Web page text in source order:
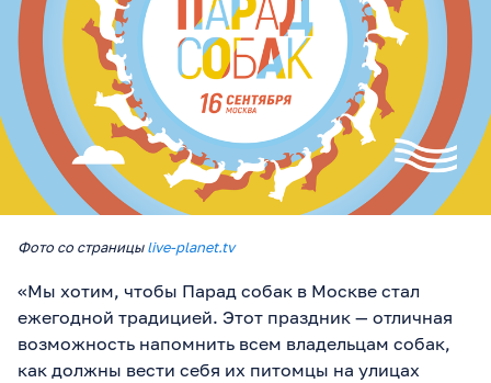
Фото со страницыlive-planet.tv
«Мы хотим, чтобы Парад собак в Москве стал
ежегодной традицией. Этот праздник — отличная
возможность напомнить всем владельцам собак,
как должны вести себя их питомцы на улицах